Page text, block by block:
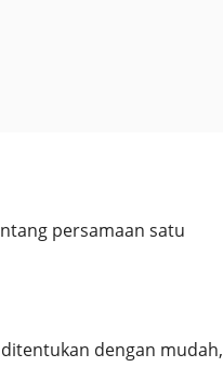
persamaan satu
dengan mudah,